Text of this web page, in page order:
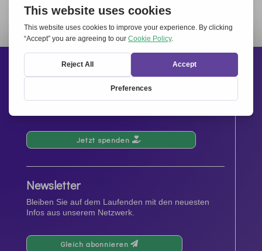
wünschen.
Unterstützen Sie uns
Ihre Spenden tragen zu Veranstaltungen und
Jetzt spenden
Newsletter
Bleiben Sie auf dem Laufenden mit den neuesten
Infos aus unserem Netzwerk.
Gleich abonnieren